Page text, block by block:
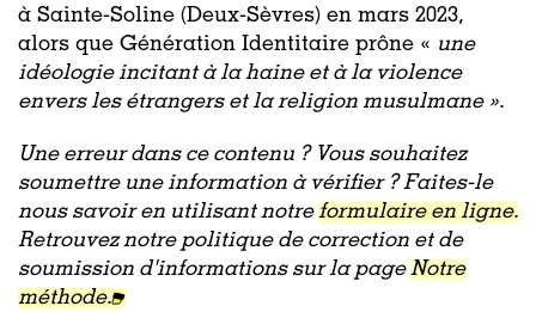
à Sainte-Soline (Deux-Sèvres) en mars 2023,
alors que Génération Identitaire prône « une
idéologie incitant à la haine et à la violence
envers les étrangers et la religion musulmane ».
Une erreur dans ce contenu ? Vous souhaitez
soumettre une information à vérifier ? Faites-le
nous savoir en utilisant notreformulaire en ligne.
Retrouvez notre politique de correction et de
soumission d'informations sur la pageNotre
méthode.